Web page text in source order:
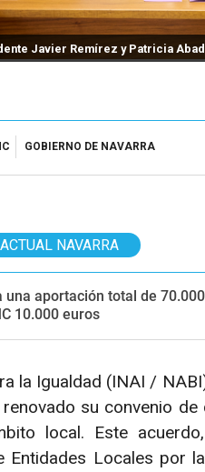
Javier Remírez y Patricia
GOBIERNO DE NAVARRA
NAVARRA
una aportación total de
10.000 euros
la Igualdad (INAI /
su convenio
local. Este
Entidades Locales por